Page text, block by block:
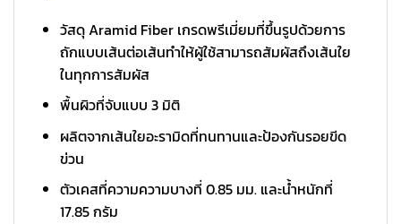
วัสดุ Aramid Fiber เกรดพรีเมี่ยมที่ขึ้นรูปด้วยการ
ถักแบบเส้นต่อเส้นทำให้ผู้ใช้สามารถสัมผัสถึงเส้นใย
ในทุกการสัมผัส
พื้นผิวที่จับแบบ 3 มิติ
ผลิตจากเส้นใยอะรามิดที่ทนทานและป้องกันรอยขีด
ข่วน
ตัวเคสที่ความความบางที่ 0.85 มม. และน้ำหนักที่
17.85 กรัม